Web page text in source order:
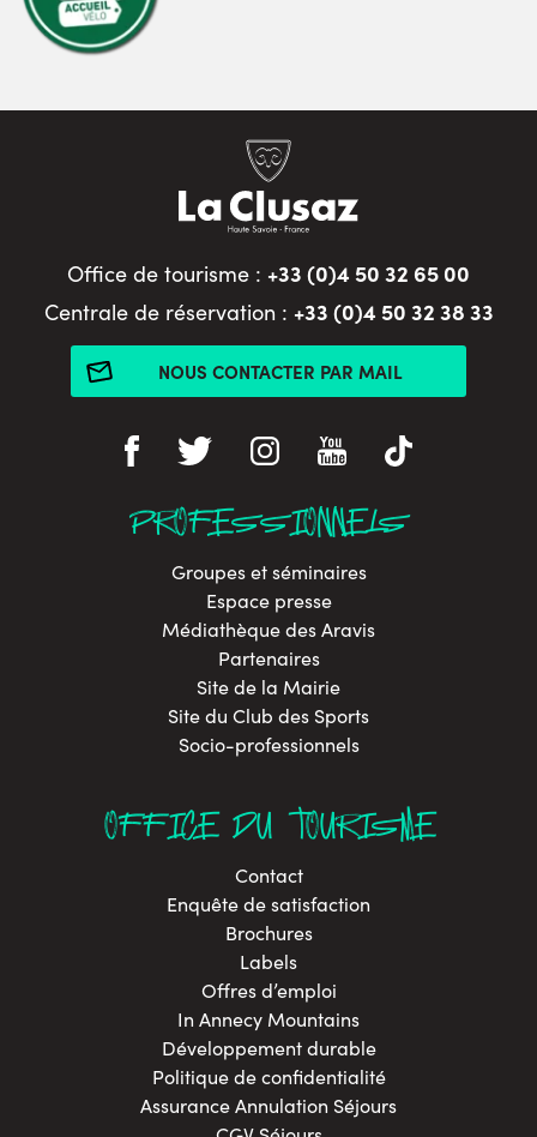
Office de tourisme : +33 (0)4 50 32 65 00
Centrale de réservation : +33 (0)4 50 32 38 33
NOUS CONTACTER PAR MAIL
PROFESSIONNELS
Groupes et séminaires
Espace presse
Médiathèque des Aravis
Partenaires
Site de la Mairie
Site du Club des Sports
Socio-professionnels
OFFICE DU TOURISME
Contact
Enquête de satisfaction
Brochures
Labels
Offres d’emploi
In Annecy Mountains
Développement durable
Politique de confidentialité
Assurance Annulation Séjours